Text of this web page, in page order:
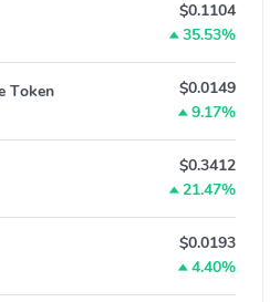
$0.1104
35.53%
Token
$0.0149
9.17%
$0.3412
21.47%
$0.0193
4.40%